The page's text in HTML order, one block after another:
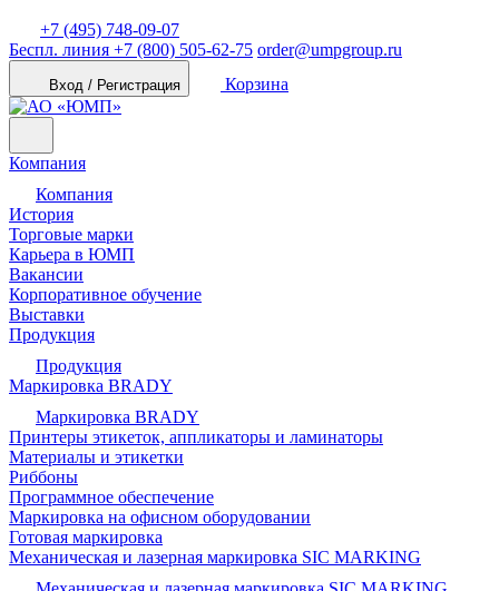
+7 (495) 748-09-07
Беспл. линия +7 (800) 505-62-75 order@umpgroup.ru
Вход / Регистрация Корзина
Компания
Компания
История
Торговые марки
Карьера в ЮМП
Вакансии
Корпоративное обучение
Выставки
Продукция
Продукция
Маркировка BRADY
Маркировка BRADY
Принтеры этикеток, аппликаторы и ламинаторы
Материалы и этикетки
Риббоны
Программное обеспечение
Маркировка на офисном оборудовании
Готовая маркировка
Механическая и лазерная маркировка SIC MARKING